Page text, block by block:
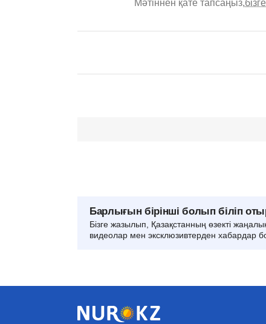
Мәтіннен қате тапсаңыз,
Барлығын бірінші болып біліп
Бізге жазылып, Қазақстанның өзекті
видеолар мен эксклюзивтерден хабардар